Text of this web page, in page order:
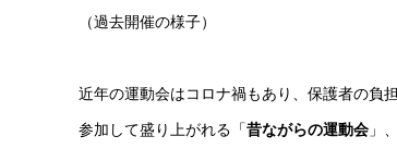
（過去開催の様子）
近年の運動会はコロナ禍もあり、保護者の負
参加して盛り上がれる「昔ながらの運動会 」